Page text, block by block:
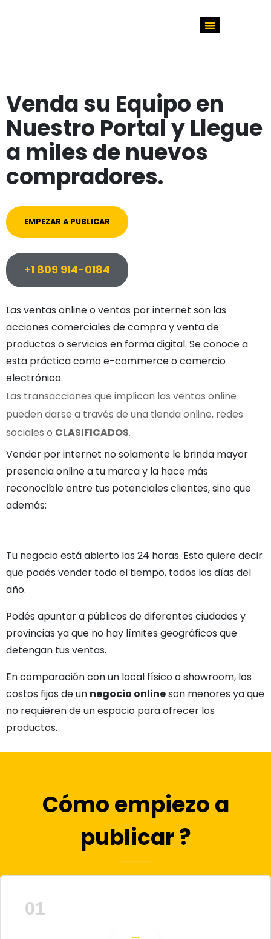
Venda su Equipo en
Nuestro Portal y Llegue
a miles de nuevos
compradores.
EMPEZAR A PUBLICAR
+1 809 914-0184
Las ventas online o ventas por internet son las
acciones comerciales de compra y venta de
productos o servicios en forma digital. Se conoce a
esta práctica como e-commerce o comercio
electrónico.
Las transacciones que implican las ventas online
pueden darse a través de una tienda online, redes
sociales o CLASIFICADOS.
Vender por internet no solamente le brinda mayor
presencia online a tu marca y la hace más
reconocible entre tus potenciales clientes, sino que
además:
Tu negocio está abierto las 24 horas. Esto quiere decir
que podés vender todo el tiempo, todos los días del
año.
Podés apuntar a públicos de diferentes ciudades y
provincias ya que no hay límites geográficos que
detengan tus ventas.
En comparación con un local físico o showroom, los
costos fijos de un negocio onlineson menores ya que
no requieren de un espacio para ofrecer los
productos.
Cómo empiezo a
publicar ?
01